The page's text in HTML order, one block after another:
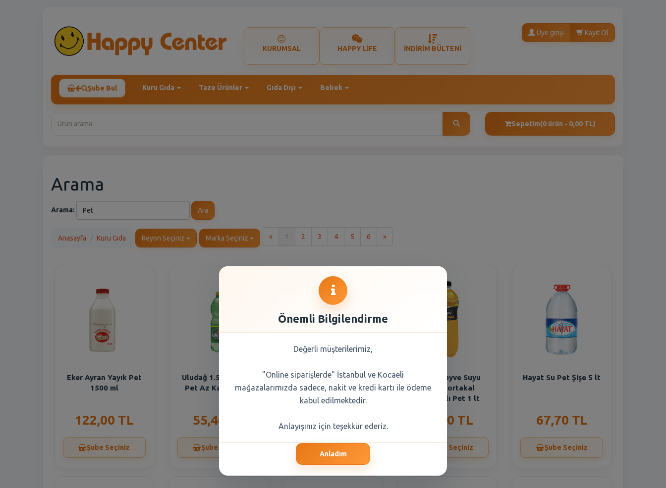
KURUMSAL HAPPY LİFE İNDİRİM BÜLTENİ
Üye girişi Kayıt Ol
Şube Bul Kuru Gıda Taze Ürünler Gıda Dışı Bebek
Sepetim(0 ürün - 0,00 TL)
Arama
Arama: Ara
Anasayfa Kuru Gıda Reyon Seçiniz Marka Seçiniz « 1 2 3 4 5 6 »Son
Eker Ayran Yayık Pet
1500 ml
122,00 TL
Şube Seçiniz
Uludağ 1.5 Lt Gazoz
Pet Az Kalorili Pet
55,40 TL
Şube Seçiniz
Komili Y.Zeytinyaği
Nat.Sizma Meyvemsi
Pet 1 Lt
488,30 TL
Cappy Meyve Suyu
Pulpy Portakal
Parçacıklı Pet 1 lt
84,90 TL
Şube Seçiniz
Hayat Su Pet Şişe 5 lt
67,70 TL
Şube Seçiniz
Önemli Bilgilendirme
Değerli müşterilerimiz,
"Online siparişlerde" İstanbul ve Kocaeli
mağazalarımızda sadece, nakit ve kredi kartı ile ödeme
kabul edilmektedir.
Anlayışınız için teşekkür ederiz.
Anladım